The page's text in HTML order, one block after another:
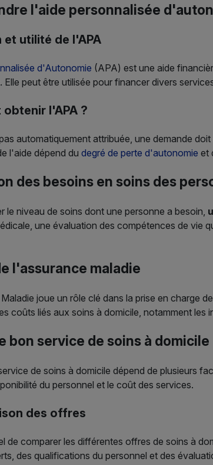
l'aide personnalisée
et utilité de l'APA
d'Autonomie (APA) est une aide
Elle peut être utilisée pour financer divers
obtenir l'APA ?
automatiquement attribuée, une demande
l'aide dépend du degré de perte d'autonomie et
des besoins en soins des
le niveau de soins dont une personne a besoin,
une évaluation des compétences de vie
l'assurance maladie
joue un rôle clé dans la prise en charge
coûts liés aux soins à domicile, notamment les
bon service de soins à domicile
de soins à domicile dépend de plusieurs
du personnel et le coût des services.
des offres
de comparer les différentes offres de soins à
des qualifications du personnel et des